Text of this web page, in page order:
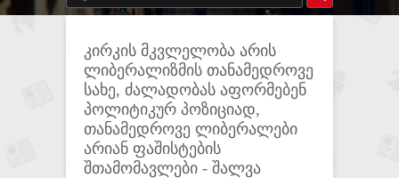
კირკის მკვლელობა არის
ლიბერალიზმის თანამედროვე
სახე, ძალადობას აფორმებენ
პოლიტიკურ პოზიციად,
თანამედროვე ლიბერალები
არიან ფაშისტების
შთამომავლები - შალვა